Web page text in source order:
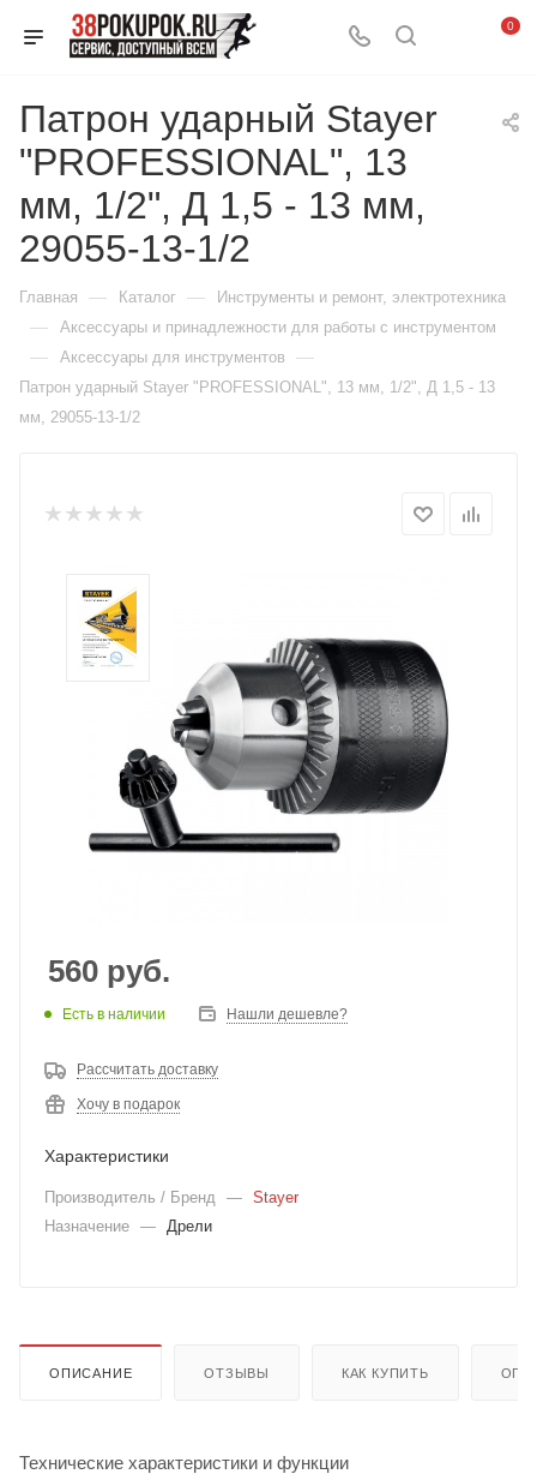
0
Патрон ударный Stayer
"PROFESSIONAL", 13
мм, 1/2", Д 1,5 - 13 мм,
29055-13-1/2
Главная — Каталог — Инструменты и ремонт, электротехника
— Аксессуары и принадлежности для работы с инструментом
— Аксессуары для инструментов —
Патрон ударный Stayer "PROFESSIONAL", 13 мм, 1/2", Д 1,5 - 13
мм, 29055-13-1/2
560 руб.
Есть в наличии Нашли дешевле?
Рассчитать доставку
Хочу в подарок
Характеристики
Производитель / Бренд — Stayer
Назначение — Дрели
ОПИСАНИЕ ОТЗЫВЫ КАК КУПИТЬ
Технические характеристики и функции